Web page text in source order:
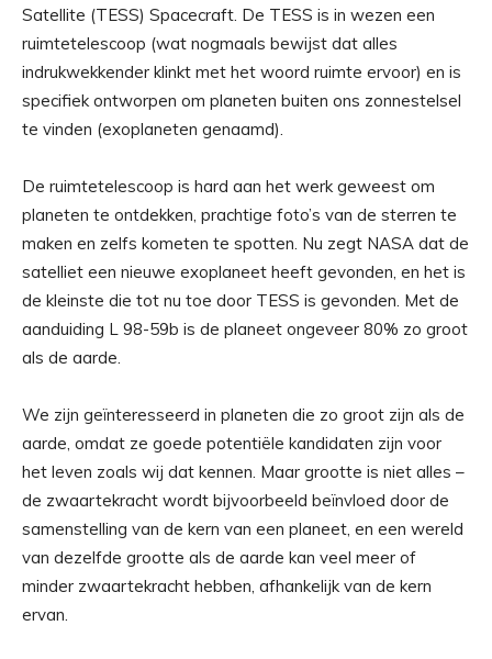
Satellite (TESS) Spacecraft. De TESS is in wezen een
ruimtetelescoop (wat nogmaals bewijst dat alles
indrukwekkender klinkt met het woord ruimte ervoor) en is
specifiek ontworpen om planeten buiten ons zonnestelsel
te vinden (exoplaneten genaamd).
De ruimtetelescoop is hard aan het werk geweest om
planeten te ontdekken, prachtige foto’s van de sterren te
maken en zelfs kometen te spotten. Nu zegt NASA dat de
satelliet een nieuwe exoplaneet heeft gevonden, en het is
de kleinste die tot nu toe door TESS is gevonden. Met de
aanduiding L 98-59b is de planeet ongeveer 80% zo groot
als de aarde.
We zijn geïnteresseerd in planeten die zo groot zijn als de
aarde, omdat ze goede potentiële kandidaten zijn voor
het leven zoals wij dat kennen. Maar grootte is niet alles –
de zwaartekracht wordt bijvoorbeeld beïnvloed door de
samenstelling van de kern van een planeet, en een wereld
van dezelfde grootte als de aarde kan veel meer of
minder zwaartekracht hebben, afhankelijk van de kern
ervan.